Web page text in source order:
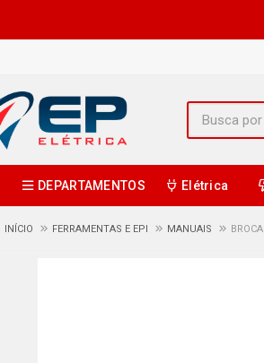
DEPARTAMENTOS Elétrica
INÍCIO FERRAMENTAS E EPI MANUAIS